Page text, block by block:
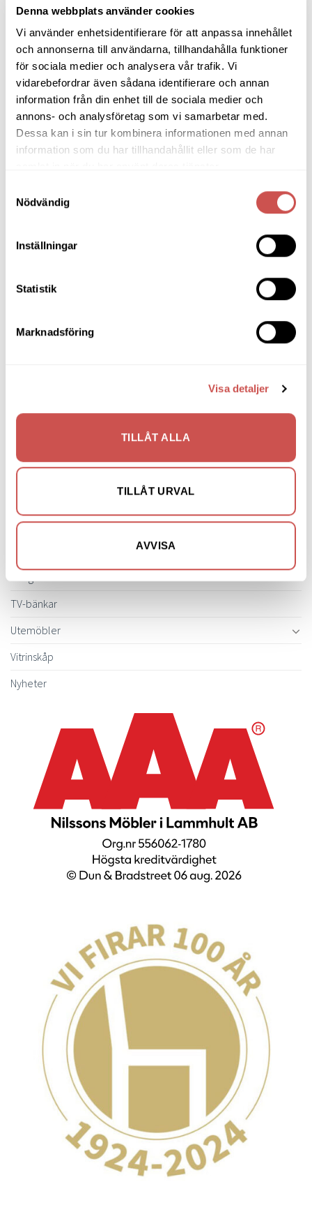
Denna webbplats använder cookies
Vi använder enhetsidentifierare för att anpassa innehållet
och annonserna till användarna, tillhandahålla funktioner
för sociala medier och analysera vår trafik. Vi
vidarebefordrar även sådana identifierare och annan
information från din enhet till de sociala medier och
annons- och analysföretag som vi samarbetar med.
Dessa kan i sin tur kombinera informationen med annan
information som du har tillhandahållit eller som de har
Nödvändig
Inställningar
Statistik
Marknadsföring
Visa detaljer
TILLÅT ALLA
TILLÅT URVAL
AVVISA
Clubfåtöljer
Fårskinnsfåtöljer
Liggfåtöljer
Loungefåtöljer
Reclinerfåtöljer
Snurrfåtöljer
Tygfåtöljer
Inredning
Matgrupper
Möbelvård
Soffbord
Skrivbord
Stolar
TV-bänkar
Utemöbler
Vitrinskåp
Nyheter